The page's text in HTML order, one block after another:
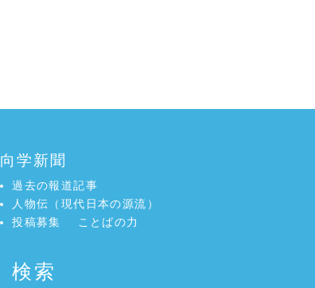
向学新聞
過去の報道記事
人物伝（現代日本の源流）
投稿募集
ことばの力
検索